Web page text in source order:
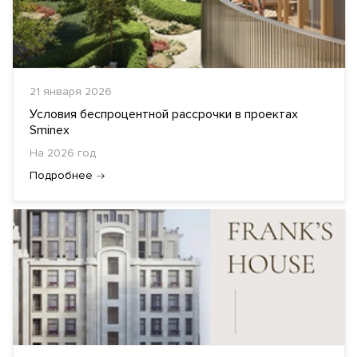
21 января 2026
Условия беспроцентной рассрочки в проектах
Sminex
На 2026 год
Подробнее